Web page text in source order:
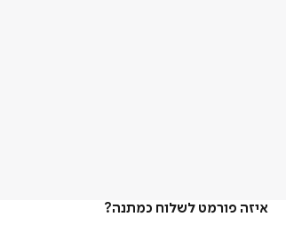
איזה פורמט לשלוח כמתנה?